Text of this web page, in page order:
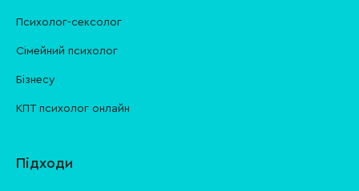
Психолог-сексолог
Сімейний психолог
Бізнесу
КПТ психолог онлайн
Підходи